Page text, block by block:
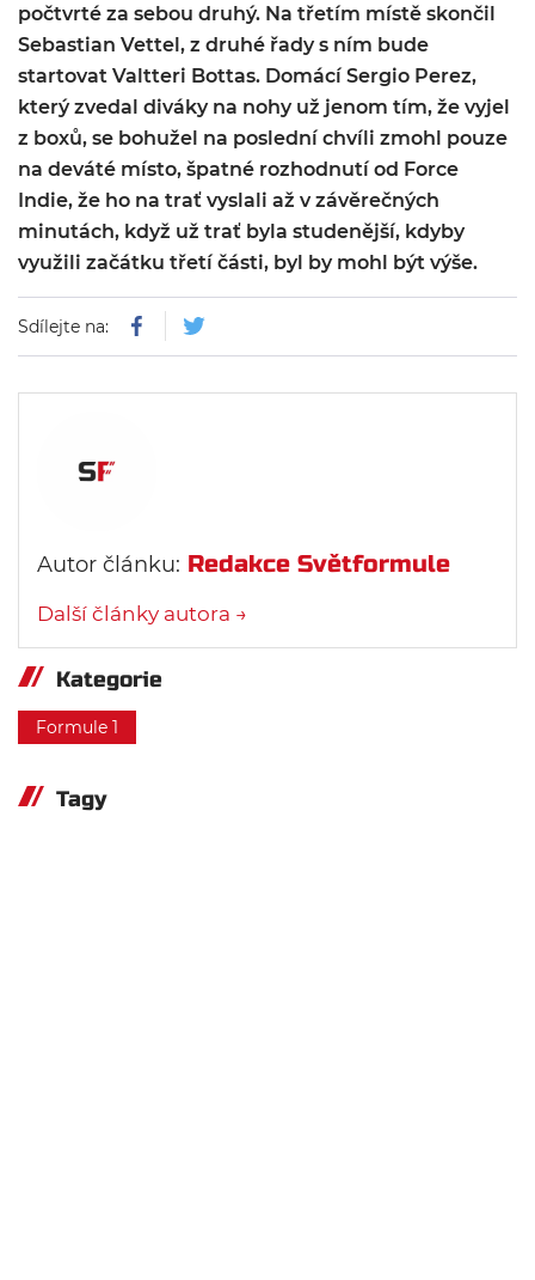
počtvrté za sebou druhý. Na třetím místě skončil
Sebastian Vettel, z druhé řady s ním bude
startovat Valtteri Bottas. Domácí Sergio Perez,
který zvedal diváky na nohy už jenom tím, že vyjel
z boxů, se bohužel na poslední chvíli zmohl pouze
na deváté místo, špatné rozhodnutí od Force
Indie, že ho na trať vyslali až v závěrečných
minutách, když už trať byla studenější, kdyby
využili začátku třetí části, byl by mohl být výše.
Sdílejte na:
Autor článku: Redakce Světformule
Další články autora →
Kategorie
Formule 1
Tagy